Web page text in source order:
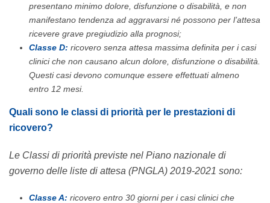
presentano minimo dolore, disfunzione o disabilità, e non
manifestano tendenza ad aggravarsi né possono per l’attesa
ricevere grave pregiudizio alla prognosi;
Classe D: ricovero senza attesa massima definita per i casi
clinici che non causano alcun dolore, disfunzione o disabilità.
Questi casi devono comunque essere effettuati almeno
entro 12 mesi.
Quali sono le classi di priorità per le prestazioni di
ricovero?
Le Classi di priorità previste nel Piano nazionale di
governo delle liste di attesa (PNGLA) 2019-2021 sono:
Classe A: ricovero entro 30 giorni per i casi clinici che